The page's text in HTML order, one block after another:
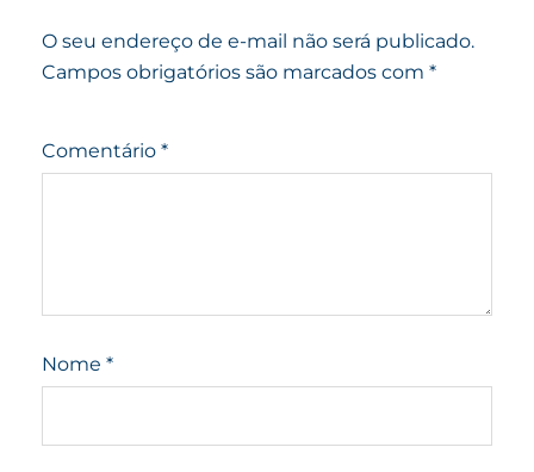
O seu endereço de e-mail não será publicado.
Campos obrigatórios são marcados com *
Comentário *
Nome *